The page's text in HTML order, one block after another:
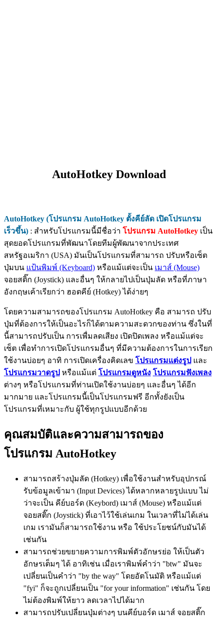
AutoHotkey Download
AutoHotkey (โปรแกรม AutoHotkey ตั้งคีย์ลัด เปิดโปรแกรม
เร็วขึ้น) : สำหรับโปรแกรมนี้มีชื่อว่า โปรแกรม AutoHotkey เป็น
สุดยอดโปรแกรมที่พัฒนาโดยทีมผู้พัฒนาจากประเทศ
สหรัฐอเมริกา (USA) มันเป็นโปรแกรมที่สามารถ ปรับหรือเซ็ต
ปุ่มบน แป้นพิมพ์ (Keyboard) หรือแม้แต่จะเป็น เมาส์ (Mouse)
จอยสติ๊ก (Joystick) และอื่นๆ ให้กลายไปเป็นปุ่มลัด หรือที่ภาษา
อังกฤษเค้าเรียกว่า ฮอตคีย์ (Hotkey) ได้ง่ายๆ
โดยความสามารถของโปรแกรม AutoHotkey คือ สามารถ ปรับ
ปุ่มที่ต้องการให้เป็นอะไรก็ได้ตามความสะดวกของท่าน ซึ่งในที่
นี้สามารถปรับเป็น การเพื่มลดเสียง เปิดปิดเพลง หรือแม้แต่จะ
เซ็ต เพื่อทำการเปิดโปรแกรมอื่นๆ ที่มีความต้องการในการเรียก
ใช้งานบ่อยๆ อาทิ การเปิดเครื่องคิดเลข โปรแกรมแต่งรูป และ
โปรแกรมวาดรูป หรือแม้แต่ โปรแกรมดูหนัง โปรแกรมฟังเพลง
ต่างๆ หรือโปรแกรมที่ท่านเปิดใช้งานบ่อยๆ และอื่นๆ ได้อีก
มากมาย และโปรแกรมนี้เป็นโปรแกรมฟรี อีกทั้งยังเป็น
โปรแกรมที่เหมาะกับ ผู้ใช้ทุกรูปแบบอีกด้วย
คุณสมบัติและความสามารถของ
โปรแกรม AutoHotkey
สามารถสร้างปุ่มลัด (Hotkey) เพื่อใช้งานสำหรับอุปกรณ์
รับข้อมูลเข้ามา (Input Devices) ได้หลากหลายรูปแบบ ไม่
ว่าจะเป็น คีย์บอร์ด (Keybord) เมาส์ (Mouse) หรือแม้แต่
จอยสติ๊ก (Joystick) ที่เอาไว้ใช้เล่นเกม ในเวลาที่ไม่ได้เล่น
เกม เรามันก็สามารถใช้งาน หรือ ใช้ประโยชน์กับมันได้
เช่นกัน
สามารถช่วยขยายความการพิมพ์ตัวอักษรย่อ ให้เป็นตัว
อักษรเต็มๆ ได้ อาทิเช่น เมื่อเราพิมพ์คำว่า "btw" มันจะ
เปลี่ยนเป็นคำว่า "by the way" โดยอัตโนมัติ หรือแม้แต่
"fyi" ก็จะถูกเปลี่ยนเป็น "for your information" เช่นกัน โดย
ไม่ต้องพิมพ์ให้ยาว ลดเวลาไปได้มาก
สามารถปรับเปลี่ยนปุ่มต่างๆ บนคีย์บอร์ด เมาส์ จอยสติ๊ก